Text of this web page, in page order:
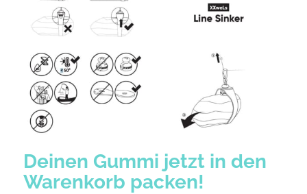
Deinen Gummi jetzt in den
Warenkorb packen!